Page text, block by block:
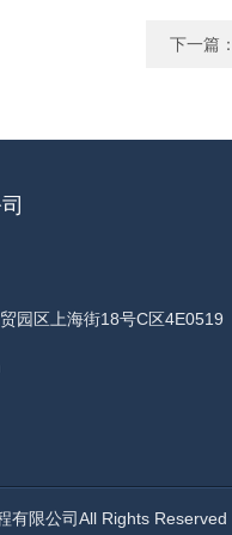
下一篇
园区上海街18号C区4E0519
有限公司All Rights